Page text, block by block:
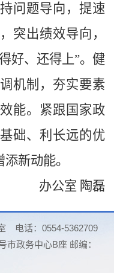
问题导向，提速
突出绩效导向，
好、还得上”。健
机制，夯实要素
能。紧跟国家政
础、利长远的优
新动能。
办公室 陶磊
电话：0554-5362709
市政务中心B座 邮编：